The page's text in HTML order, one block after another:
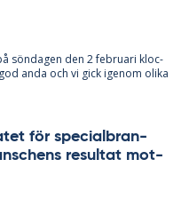
sön­da­gen den 2 feb­ru­ari kloc­
anda och vi gick ige­nom oli­ka
för spe­ci­al­bran­
re­sul­tat mot­